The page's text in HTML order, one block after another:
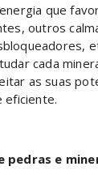
que
outros
cada
as suas
eficiente.
e